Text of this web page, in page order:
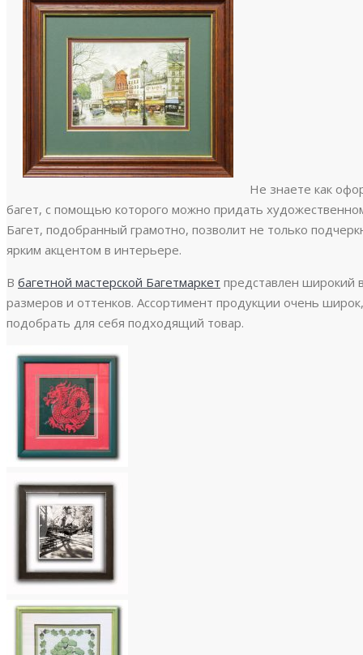
Не знаете как
багет, с помощью которого можно придать
Багет, подобранный грамотно, позволит не только
ярким акцентом в интерьере.
В багетной мастерской Багетмаркет представлен широкий
размеров и оттенков. Ассортимент продукции очень
подобрать для себя подходящий товар.